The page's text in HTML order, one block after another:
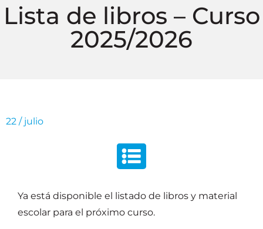
Lista de libros – Curso
2025/2026
22 / julio
Ya está disponible el listado de libros y material
escolar para el próximo curso.